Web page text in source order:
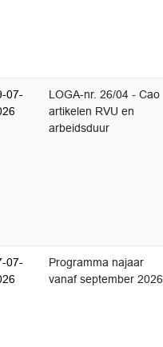
07-
LOGA-nr. 26/04 - Cao
artikelen RVU en
arbeidsduur
07-
Programma najaar
vanaf september 2026